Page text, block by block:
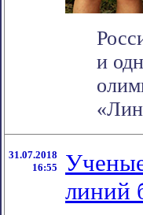
и
31.07.2018
16:55
линий